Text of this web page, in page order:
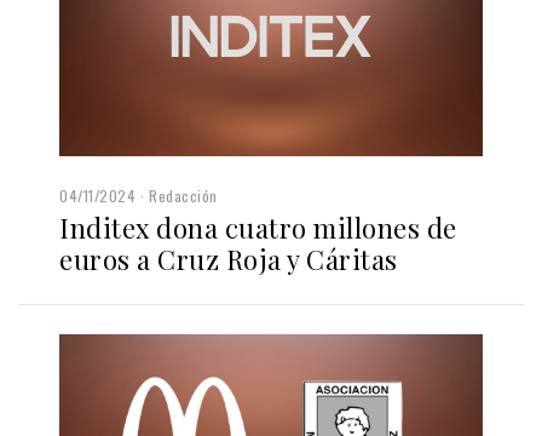
04/11/2024 Redacción
Inditex dona cuatro millones de
euros a Cruz Roja y Cáritas